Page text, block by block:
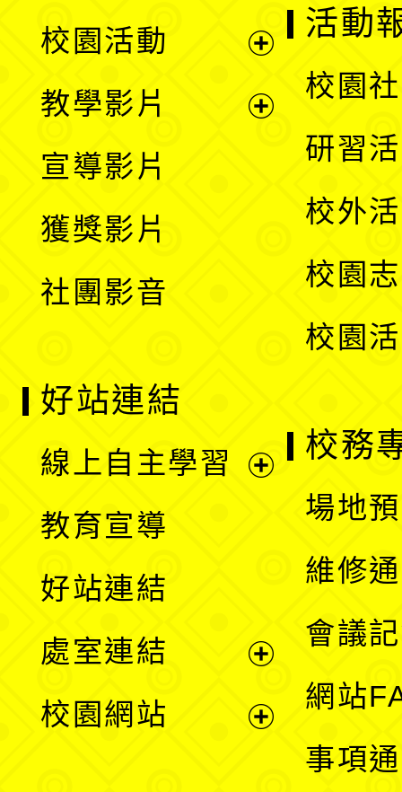
選
校園活動
教學影片
宣導影片
獲獎影片
社團影音
活動
校園
研習
校外
校園
校園
好站連結
線上自主學習
單
教育宣導
好站連結
處室連結
校園網站
校務
場地
維修
會議
網站
事項